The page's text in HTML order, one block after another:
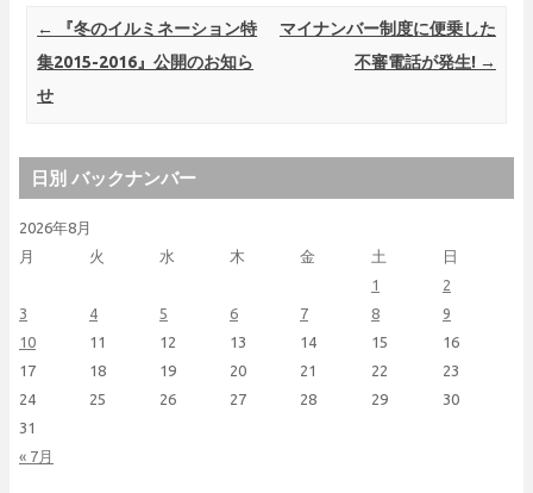
Post navigation
←
『冬のイルミネーション特
集2015-2016』公開のお知ら
せ
マイナンバー制度に便乗した
不審電話が発生! →
日別 バックナンバー
2026年8月
月
火 水 木 金 土 日
« 7月
1
2
3
4 5 6 7 8
9
10
11 12 13 14 15
16
17
18 19 20 21 22
23
24
25 26 27 28 29
30
31